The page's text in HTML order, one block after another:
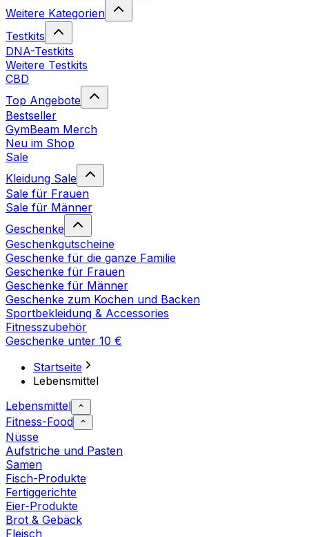
Weitere Kategorien
Testkits
DNA-Testkits
Weitere Testkits
CBD
Top Angebote
Bestseller
GymBeam Merch
Neu im Shop
Sale
Kleidung Sale
Sale für Frauen
Sale für Männer
Geschenke
Geschenkgutscheine
Geschenke für die ganze Familie
Geschenke für Frauen
Geschenke für Männer
Geschenke zum Kochen und Backen
Sportbekleidung & Accessories
Fitnesszubehör
Geschenke unter 10 €
Startseite
Lebensmittel
Lebensmittel
Fitness-Food
Nüsse
Aufstriche und Pasten
Samen
Fisch-Produkte
Fertiggerichte
Eier-Produkte
Brot & Gebäck
Fleisch